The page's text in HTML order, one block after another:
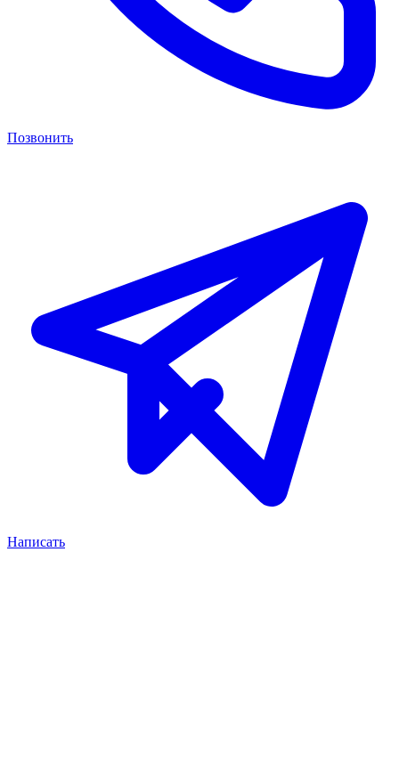
Позвонить
Написать